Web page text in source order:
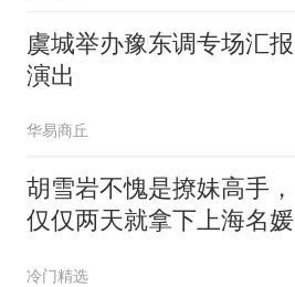
虞城举办豫东调专场汇报
演出
华易商丘
胡雪岩不愧是撩妹高手，
仅仅两天就拿下上海名媛
冷门精选